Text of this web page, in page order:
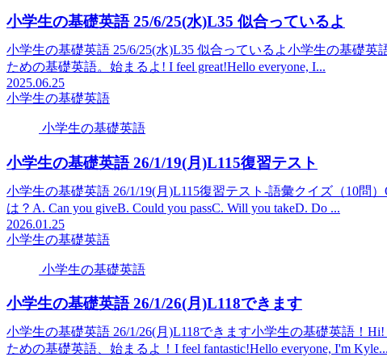
小学生の基礎英語 25/6/25(水)L35 似合っているよ
小学生の基礎英語 25/6/25(水)L35 似合っているよ小学生の基礎英
ための基礎英語。始まるよ! I feel great!Hello everyone, I...
2025.06.25
小学生の基礎英語
小学生の基礎英語
小学生の基礎英語 26/1/19(月)L115復習テスト
小学生の基礎英語 26/1/19(月)L115復習テスト-語彙クイズ（10問
は？A. Can you giveB. Could you passC. Will you takeD. Do ...
2026.01.25
小学生の基礎英語
小学生の基礎英語
小学生の基礎英語 26/1/26(月)L118できます
小学生の基礎英語 26/1/26(月)L118できます小学生の基礎英語！
ための基礎英語、始まるよ！I feel fantastic!Hello everyone, I'm Kyle...